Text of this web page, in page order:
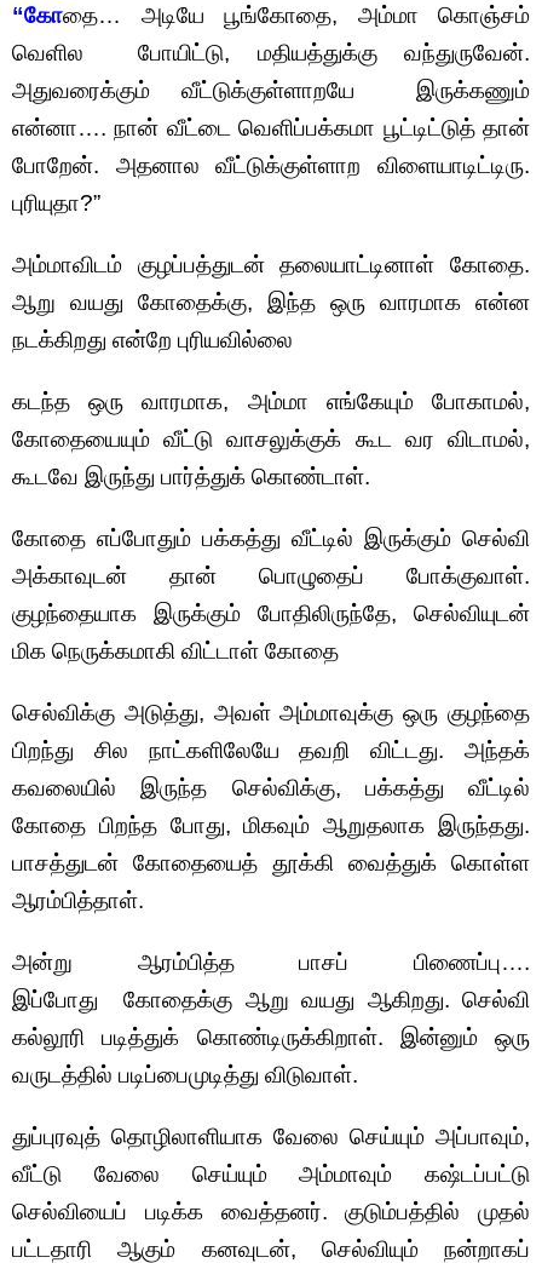
“கோதை… அடியே பூங்கோதை, அம்மா கொஞ்சம்
வெளில போயிட்டு, மதியத்துக்கு வந்துருவேன்.
அதுவரைக்கும் வீட்டுக்குள்ளாறயே இருக்கணும்
என்னா…. நான் வீட்டை வெளிப்பக்கமா பூட்டிட்டுத் தான்
போறேன். அதனால வீட்டுக்குள்ளாற விளையாடிட்டிரு.
புரியுதா?”
அம்மாவிடம் குழப்பத்துடன் தலையாட்டினாள் கோதை.
ஆறு வயது கோதைக்கு, இந்த ஒரு வாரமாக என்ன
நடக்கிறது என்றே புரியவில்லை
கடந்த ஒரு வாரமாக, அம்மா எங்கேயும் போகாமல்,
கோதையையும் வீட்டு வாசலுக்குக் கூட வர விடாமல்,
கூடவே இருந்து பார்த்துக் கொண்டாள்.
கோதை எப்போதும் பக்கத்து வீட்டில் இருக்கும் செல்வி
அக்காவுடன் தான் பொழுதைப் போக்குவாள்.
குழந்தையாக இருக்கும் போதிலிருந்தே, செல்வியுடன்
மிக நெருக்கமாகி விட்டாள் கோதை
செல்விக்கு அடுத்து, அவள் அம்மாவுக்கு ஒரு குழந்தை
பிறந்து சில நாட்களிலேயே தவறி விட்டது. அந்தக்
கவலையில் இருந்த செல்விக்கு, பக்கத்து வீட்டில்
கோதை பிறந்த போது, மிகவும் ஆறுதலாக இருந்தது.
பாசத்துடன் கோதையைத் தூக்கி வைத்துக் கொள்ள
ஆரம்பித்தாள்.
அன்று ஆரம்பித்த பாசப் பிணைப்பு….
இப்போது கோதைக்கு ஆறு வயது ஆகிறது. செல்வி
கல்லூரி படித்துக் கொண்டிருக்கிறாள். இன்னும் ஒரு
வருடத்தில் படிப்பைமுடித்து விடுவாள்.
துப்புரவுத் தொழிலாளியாக வேலை செய்யும் அப்பாவும்,
வீட்டு வேலை செய்யும் அம்மாவும் கஷ்டப்பட்டு
செல்வியைப் படிக்க வைத்தனர். குடும்பத்தில் முதல்
பட்டதாரி ஆகும் கனவுடன், செல்வியும் நன்றாகப்